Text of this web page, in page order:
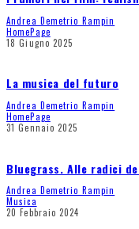
Andrea Demetrio Rampin
HomePage
18 Giugno 2025
La musica del futuro
Andrea Demetrio Rampin
HomePage
31 Gennaio 2025
Bluegrass. Alle radici
Andrea Demetrio Rampin
Musica
20 Febbraio 2024